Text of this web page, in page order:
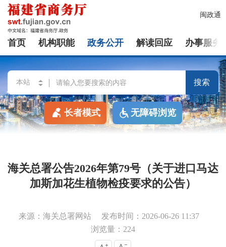
闽政通
首页 机构职能 政务公开 解读回应 办事服务
搜索
长者模式 无障碍浏览
海关总署公告2026年第79号（关于进口马达
加斯加花生植物检疫要求的公告）
来源：海关总署网站
发布时间：2026-06-26 11:37
浏览量：224